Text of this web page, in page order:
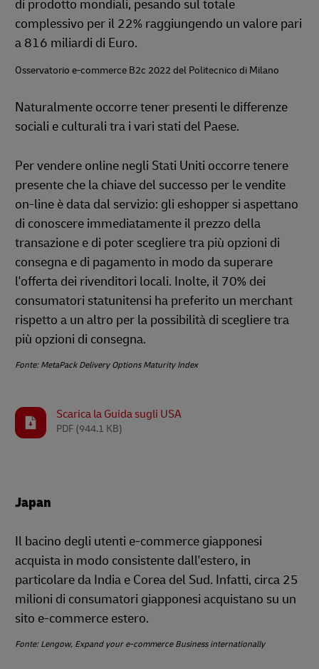
di prodotto mondiali, pesando sul totale
complessivo per il 22% raggiungendo un valore pari
a 816 miliardi di Euro.
Osservatorio e-commerce B2c 2022 del Politecnico di Milano
Naturalmente occorre tener presenti le differenze
sociali e culturali tra i vari stati del Paese.
Per vendere online negli Stati Uniti occorre tenere
presente che la chiave del successo per le vendite
on-line è data dal servizio: gli eshopper si aspettano
di conoscere immediatamente il prezzo della
transazione e di poter scegliere tra più opzioni di
consegna e di pagamento in modo da superare
l'offerta dei rivenditori locali. Inolte, il 70% dei
consumatori statunitensi ha preferito un merchant
rispetto a un altro per la possibilità di scegliere tra
più opzioni di consegna.
Fonte: MetaPack Delivery Options Maturity Index
Scarica la Guida sugli USA
PDF (944.1 KB)
Japan
Il bacino degli utenti e-commerce giapponesi
acquista in modo consistente dall'estero, in
particolare da India e Corea del Sud. Infatti, circa 25
milioni di consumatori giapponesi acquistano su un
sito e-commerce estero.
Fonte: Lengow, Expand your e-commerce Business internationally